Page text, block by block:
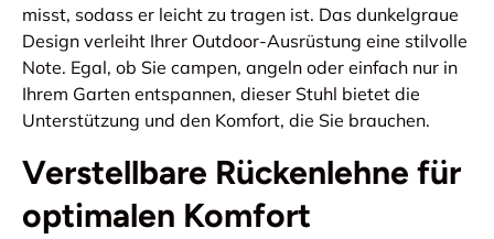
misst, sodass er leicht zu tragen ist. Das dunkelgraue
Design verleiht Ihrer Outdoor-Ausrüstung eine stilvolle
Note. Egal, ob Sie campen, angeln oder einfach nur in
Ihrem Garten entspannen, dieser Stuhl bietet die
Unterstützung und den Komfort, die Sie brauchen.
Verstellbare Rückenlehne für
optimalen Komfort